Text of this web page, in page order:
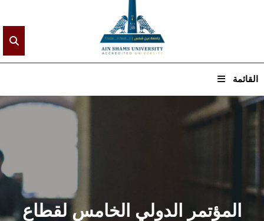
القائمة
الرئيسيـة
القطاعـات
الشئون الأكاديمية
المؤتمر الدولي الخامس لقطاع